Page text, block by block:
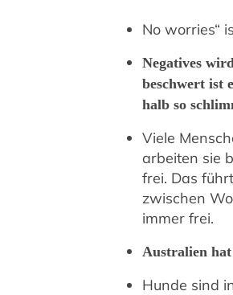
No worries“
Negatives
beschwert ist
halb so
Viele
arbeiten sie
frei. Das
zwischen
immer frei.
Australien
Hunde sind